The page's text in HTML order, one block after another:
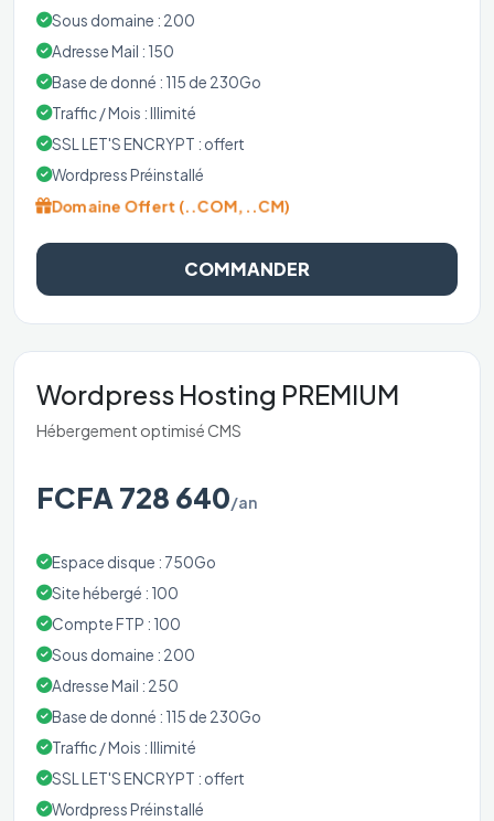
Sous domaine : 200
Adresse Mail : 150
Base de donné : 115 de 230Go
Traffic / Mois : Illimité
SSL LET'S ENCRYPT : offert
Wordpress Préinstallé
Domaine Offert (..COM, ..CM)
COMMANDER
Wordpress Hosting PREMIUM
Hébergement optimisé CMS
FCFA 728 640/an
Espace disque : 750Go
Site hébergé : 100
Compte FTP : 100
Sous domaine : 200
Adresse Mail : 250
Base de donné : 115 de 230Go
Traffic / Mois : Illimité
SSL LET'S ENCRYPT : offert
Wordpress Préinstallé